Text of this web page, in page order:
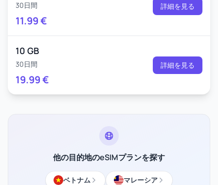
30日間
11.99€
詳細を見る
10 GB
30日間
19.99€
詳細を見る
他の目的地のeSIMプランを探す
ベトナム
マレーシア